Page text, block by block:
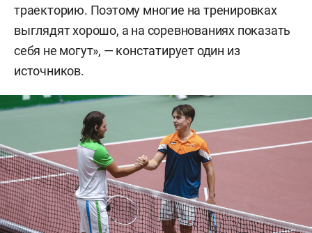
траекторию. Поэтому многие на тренировках
выглядят хорошо, а на соревнованиях показать
себя не могут», — констатирует один из
источников.